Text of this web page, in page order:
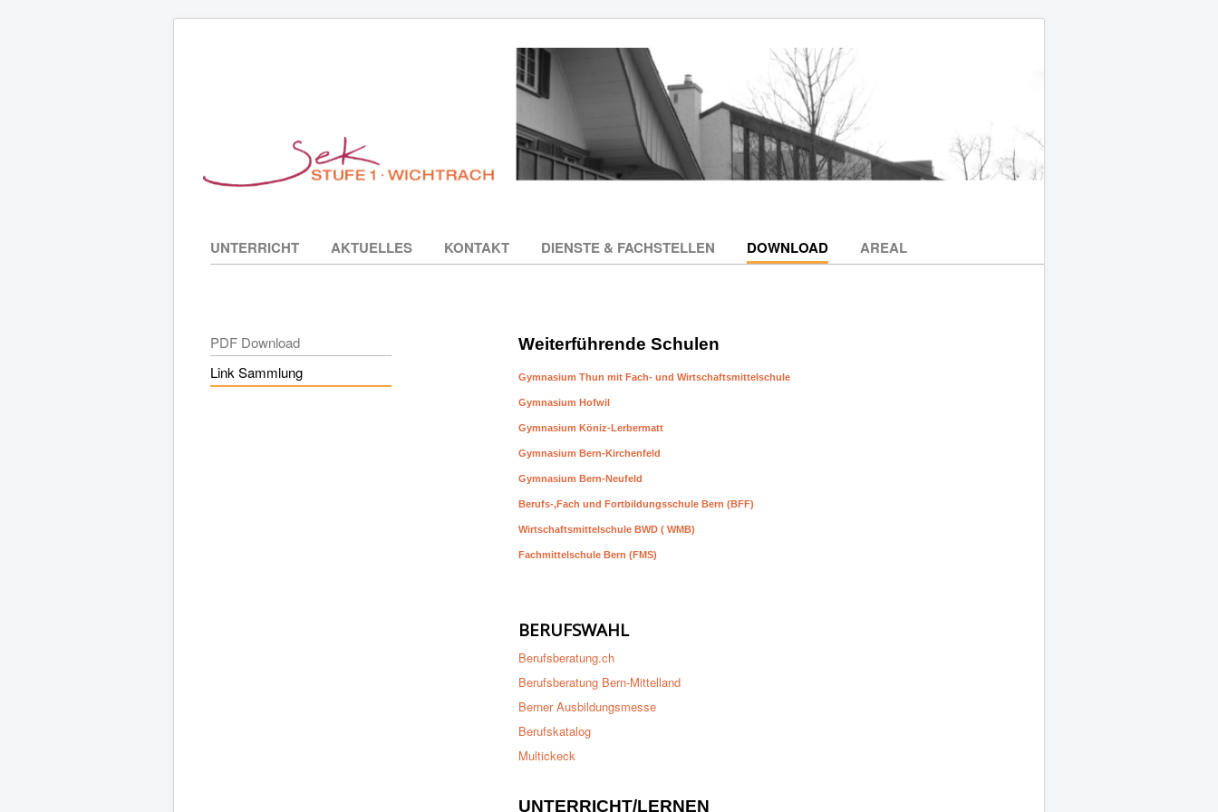
UNTERRICHT AKTUELLES KONTAKT DIENSTE & FACHSTELLEN DOWNLOAD AREAL
PDF Download
Link Sammlung
Weiterführende Schulen
Gymnasium Thun mit Fach- und Wirtschaftsmittelschule
Gymnasium Hofwil
Gymnasium Köniz-Lerbermatt
Gymnasium Bern-Kirchenfeld
Gymnasium Bern-Neufeld
Berufs-,Fach und Fortbildungsschule Bern (BFF)
Wirtschaftsmittelschule BWD ( WMB)
Fachmittelschule Bern (FMS)
BERUFSWAHL
Berufsberatung.ch
Berufsberatung Bern-Mittelland
Berner Ausbildungsmesse
Berufskatalog
Multickeck
UNTERRICHT/LERNEN